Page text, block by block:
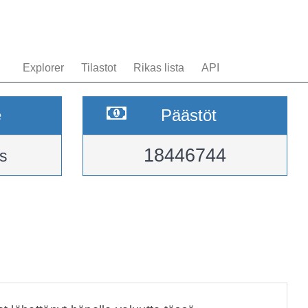
Explorer Tilastot Rikas lista API
Päästöt
18446744